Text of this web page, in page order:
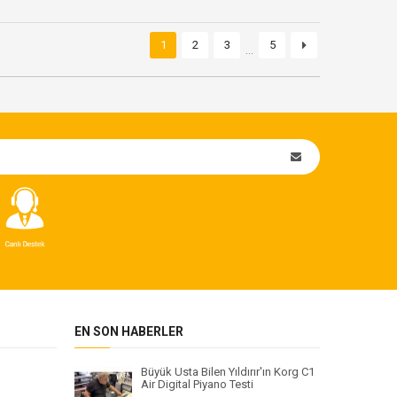
1 2 3 … 5
EN SON HABERLER
Büyük Usta Bilen Yıldırır'ın Korg C1
Air Digital Piyano Testi